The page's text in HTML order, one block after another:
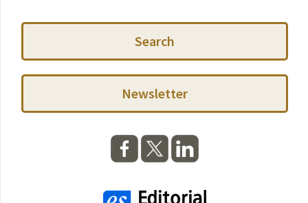
Search
Newsletter